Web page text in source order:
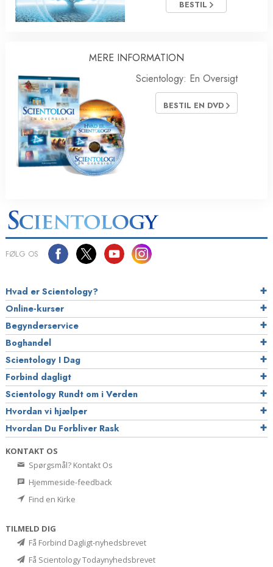
BESTIL
MERE INFORMATION
Scientology: En Oversigt
BESTIL EN DVD
FØLG OS
Hvad er Scientology?
Online-kurser
Begynderservice
Boghandel
Scientology I Dag
Forbind dagligt
Scientology Rundt om i Verden
Hvordan vi hjælper
Hvordan Du Forbliver Rask
KONTAKT OS
Spørgsmål? Kontakt Os
Hjemmeside-feedback
Find en Kirke
TILMELD DIG
Få Forbind Dagligt-nyhedsbrevet
Få Scientology Todaynyhedsbrevet